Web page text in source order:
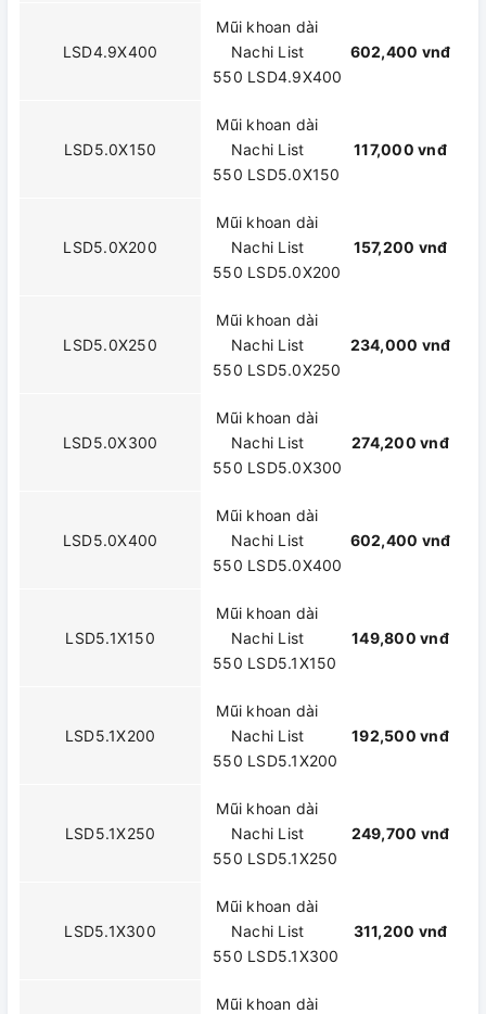
LSD4.9X400
Mũi khoan dài
Nachi List
550 LSD4.9X400
602,400 vnđ
LSD5.0X150
Mũi khoan dài
Nachi List
550 LSD5.0X150
117,000 vnđ
LSD5.0X200
Mũi khoan dài
Nachi List
550 LSD5.0X200
157,200 vnđ
LSD5.0X250
Mũi khoan dài
Nachi List
550 LSD5.0X250
234,000 vnđ
LSD5.0X300
Mũi khoan dài
Nachi List
550 LSD5.0X300
274,200 vnđ
LSD5.0X400
Mũi khoan dài
Nachi List
550 LSD5.0X400
602,400 vnđ
LSD5.1X150
Mũi khoan dài
Nachi List
550 LSD5.1X150
149,800 vnđ
LSD5.1X200
Mũi khoan dài
Nachi List
550 LSD5.1X200
192,500 vnđ
LSD5.1X250
Mũi khoan dài
Nachi List
550 LSD5.1X250
249,700 vnđ
LSD5.1X300
Mũi khoan dài
Nachi List
550 LSD5.1X300
311,200 vnđ
Mũi khoan dài